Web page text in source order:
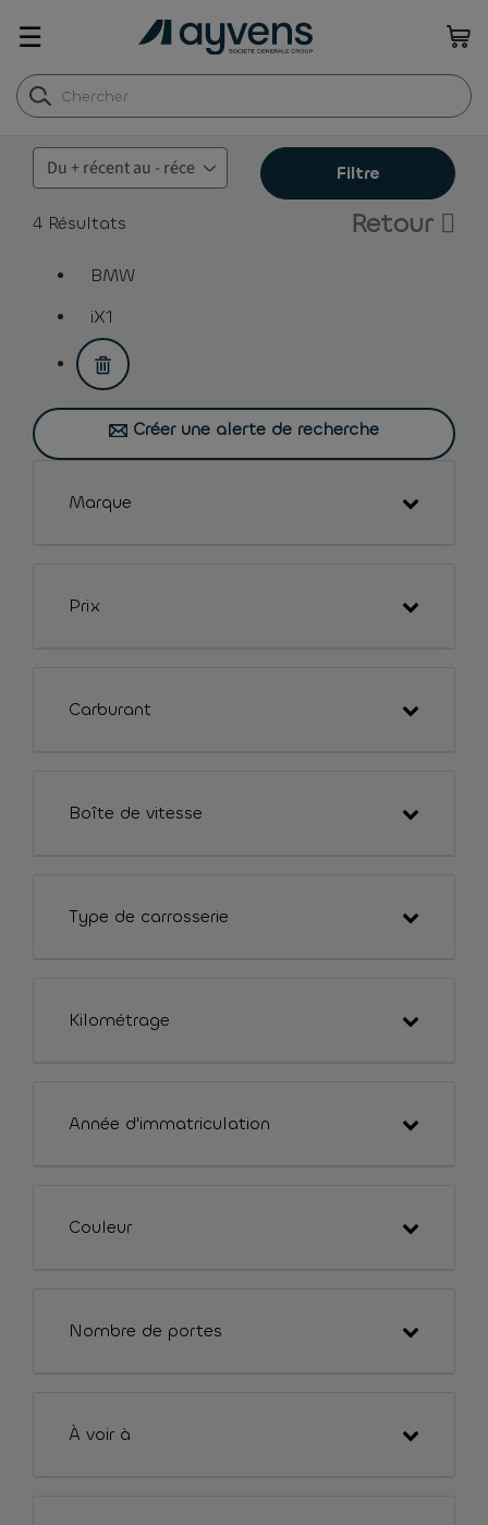
☰
Filtre
4 Résultats Retour
BMW
iX1
assistive.text.remove.filter.button
Créer une alerte de recherche
Marque
Prix
Carburant
Boîte de vitesse
Type de carrosserie
Kilométrage
Année d'immatriculation
Couleur
Nombre de portes
À voir à